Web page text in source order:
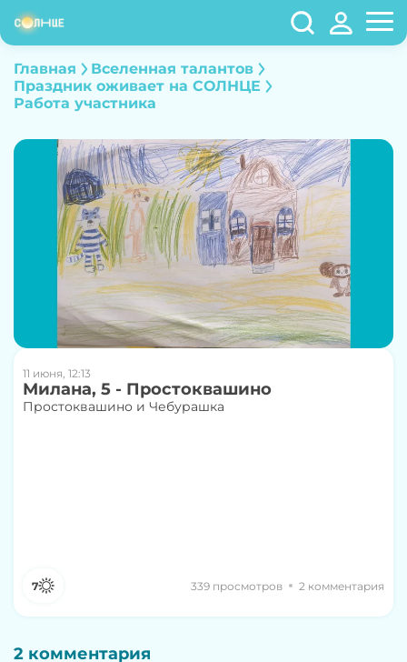
Главная
Вселенная талантов
Праздник оживает на СОЛНЦЕ
Работа участника
11 июня, 12:13
Милана, 5 - Простоквашино
Простоквашино и Чебурашка
7 339 просмотров 2 комментария
2 комментария